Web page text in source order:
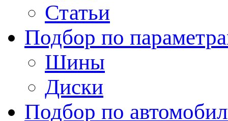
Статьи
Подбор по
Шины
Диски
Подбор по